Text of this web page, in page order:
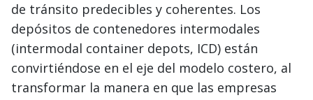
de tránsito predecibles y coherentes. Los
depósitos de contenedores intermodales
(intermodal container depots, ICD) están
convirtiéndose en el eje del modelo costero, al
transformar la manera en que las empresas